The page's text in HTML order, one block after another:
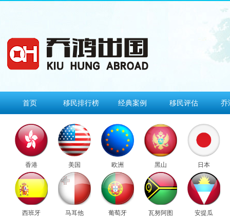
首页 移民排行榜 经典案例 移民评估 乔
香港 美国 欧洲 黑山 日本
西班牙 马耳他 葡萄牙 瓦努阿图 安提瓜